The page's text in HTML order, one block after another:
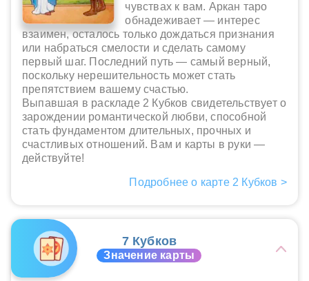
чувствах к вам. Аркан таро
обнадеживает — интерес
взаимен, осталось только дождаться признания
или набраться смелости и сделать самому
первый шаг. Последний путь — самый верный,
поскольку нерешительность может стать
препятствием вашему счастью.
Выпавшая в раскладе 2 Кубков свидетельствует о
зарождении романтической любви, способной
стать фундаментом длительных, прочных и
счастливых отношений. Вам и карты в руки —
действуйте!
Подробнее о карте 2 Кубков >
7 Кубков
Значение карты